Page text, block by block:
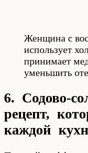
Женщина с
использует
принимает
уменьшить
6. Содово-
рецепт,
каждой